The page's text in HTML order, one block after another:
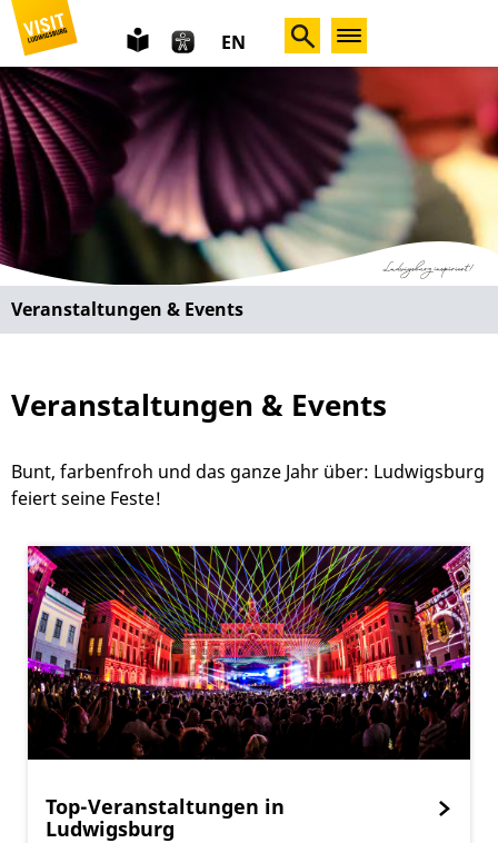
leichte
Sprache
EN
Veranstaltungen & Events
Veranstaltungen & Events
Bunt, farbenfroh und das ganze Jahr über: Ludwigsburg
feiert seine Feste!
Top-Veranstaltungen in
Ludwigsburg